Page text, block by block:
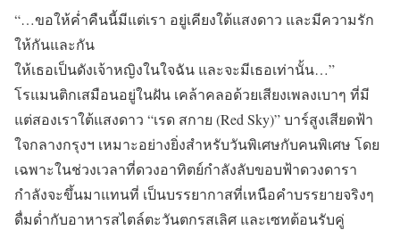
“…ขอให้ค่ำคืนนี้มีแต่เรา อยู่เคียงใต้แสงดาว และมีความรัก
ให้กันและกัน
ให้เธอเป็นดังเจ้าหญิงในใจฉัน และจะมีเธอเท่านั้น…”
โรแมนติกเสมือนอยู่ในฝัน เคล้าคลอด้วยเสียงเพลงเบาๆ ที่มี
แต่สองเราใต้แสงดาว “เรด สกาย (Red Sky)” บาร์สูงเสียดฟ้า
ใจกลางกรุงฯ เหมาะอย่างยิ่งสำหรับวันพิเศษกับคนพิเศษ โดย
เฉพาะในช่วงเวลาที่ดวงอาทิตย์กำลังลับขอบฟ้าดวงดารา
กำลังจะขึ้นมาแทนที่ เป็นบรรยากาสที่เหนือคำบรรยายจริงๆ
ดื่มด่ำกับอาหารสไตล์ตะวันตกรสเลิศ และเซทต้อนรับคู่